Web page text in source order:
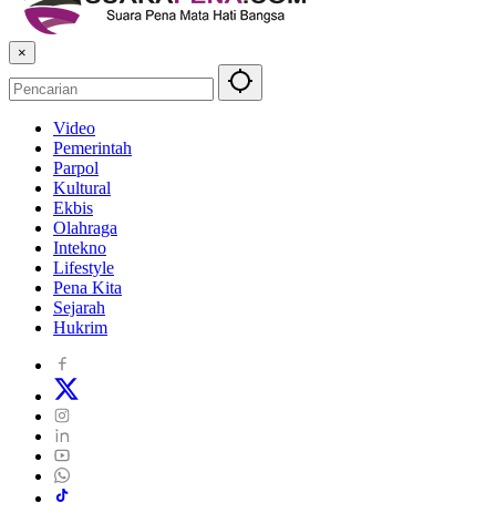
×
Video
Pemerintah
Parpol
Kultural
Ekbis
Olahraga
Intekno
Lifestyle
Pena Kita
Sejarah
Hukrim